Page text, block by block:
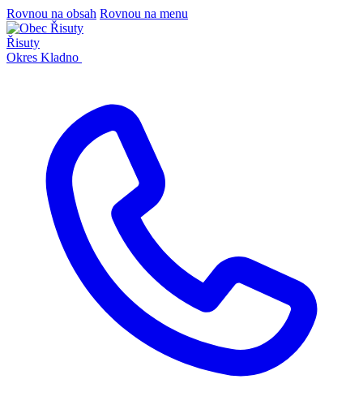
Rovnou na obsah Rovnou na menu
Řisuty
Okres Kladno